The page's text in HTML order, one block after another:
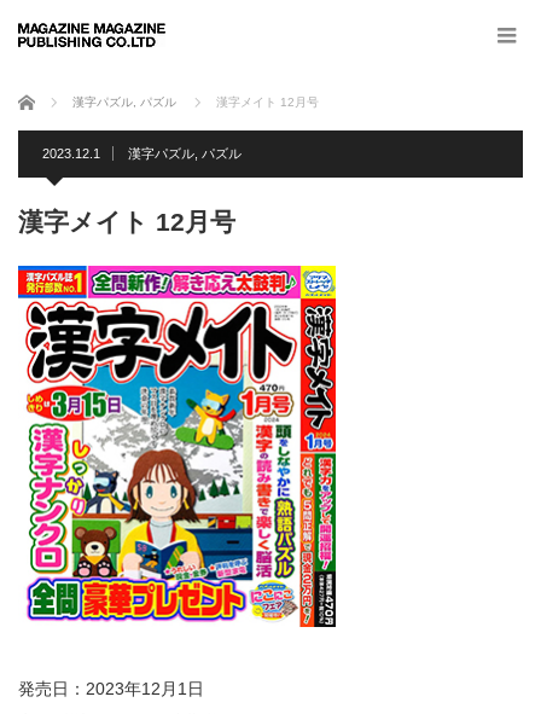
ホーム 漢字パズル パズル 漢字メイト 12月号
2023.12.1 漢字パズル パズル
漢字メイト 12月号
発売日：2023年12月1日